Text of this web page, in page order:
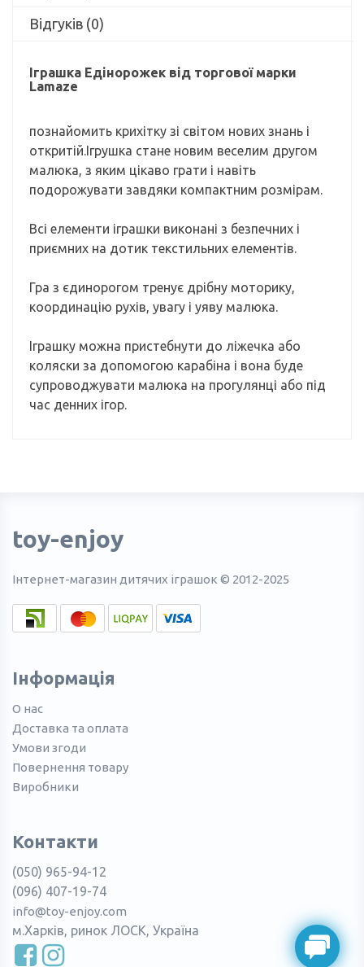
Відгуків (0)
Іграшка Едінорожек від торгової марки
Lamaze
познайомить крихітку зі світом нових знань і
откритій.Ігрушка стане новим веселим другом
малюка, з яким цікаво грати і навіть
подорожувати завдяки компактним розмірам.
Всі елементи іграшки виконані з безпечних і
приємних на дотик текстильних елементів.
Гра з єдинорогом тренує дрібну моторику,
координацію рухів, увагу і уяву малюка.
Іграшку можна пристебнути до ліжечка або
коляски за допомогою карабіна і вона буде
супроводжувати малюка на прогулянці або під
час денних ігор.
toy-enjoy
Інтернет-магазин дитячих іграшок © 2012-2025
Інформація
О нас
Доставка та оплата
Умови згоди
Повернення товару
Виробники
Контакти
(050) 965-94-12
(096) 407-19-74
info@toy-enjoy.com
м.Харків, ринок ЛОСК, Україна